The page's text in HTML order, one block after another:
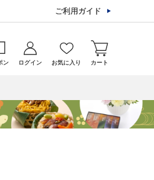
ご利用ガイド
ン ログイン お気に入り カート